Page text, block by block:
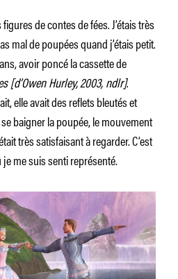
de contes de fées. J’étais très
mal de poupées quand j’étais petit.
avoir poncé la cassette de
[d’Owen Hurley,2003, ndlr].
elle avait des reflets bleutés et
baigner la poupée, le mouvement
très satisfaisant à regarder. C’est
me suis senti représenté.